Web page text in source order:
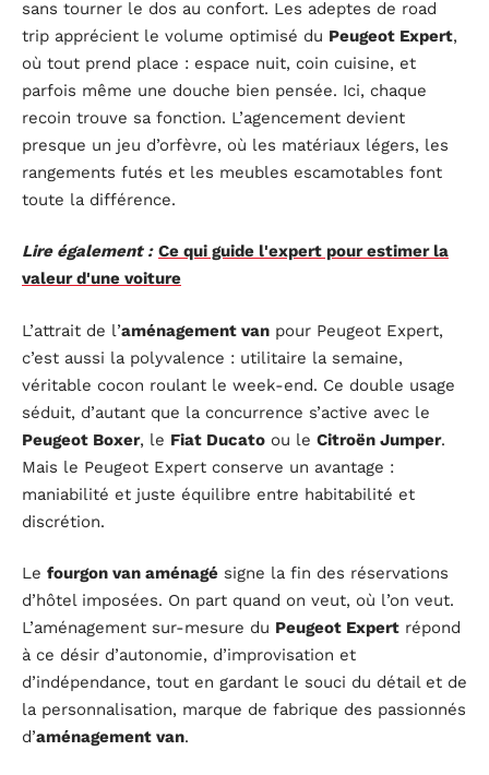
sans tourner le dos au confort. Les adeptes de road
trip apprécient le volume optimisé du Peugeot Expert,
où tout prend place : espace nuit, coin cuisine, et
parfois même une douche bien pensée. Ici, chaque
recoin trouve sa fonction. L’agencement devient
presque un jeu d’orfèvre, où les matériaux légers, les
rangements futés et les meubles escamotables font
toute la différence.
Lire également : Ce qui guide l'expert pour estimer la
valeur d'une voiture
L’attrait de l’aménagement van pour Peugeot Expert,
c’est aussi la polyvalence : utilitaire la semaine,
véritable cocon roulant le week-end. Ce double usage
séduit, d’autant que la concurrence s’active avec le
Peugeot Boxer, le Fiat Ducato ou le Citroën Jumper.
Mais le Peugeot Expert conserve un avantage :
maniabilité et juste équilibre entre habitabilité et
discrétion.
Le fourgon van aménagé signe la fin des réservations
d’hôtel imposées. On part quand on veut, où l’on veut.
L’aménagement sur-mesure du Peugeot Expert répond
à ce désir d’autonomie, d’improvisation et
d’indépendance, tout en gardant le souci du détail et de
la personnalisation, marque de fabrique des passionnés
d’aménagement van.